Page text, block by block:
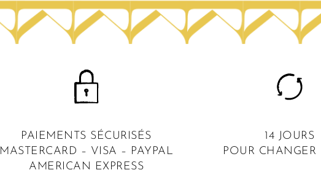
PAIEMENTS SÉCURISÉS
MASTERCARD – VISA – PAYPAL
AMERICAN EXPRESS
14 JOURS
POUR CHANGER